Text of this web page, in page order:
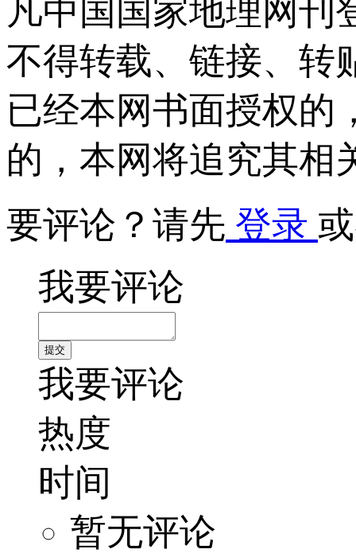
凡中国国家地理网刊
不得转载、链接、转
已经本网书面授权的
的，本网将追究其相
要评论？请先 登录
我要评论
我要评论
热度
时间
暂无评论